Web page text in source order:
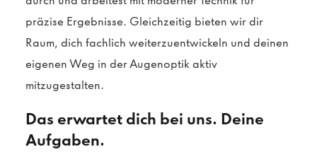
präzise Ergebnisse. Gleichzeitig bieten wir dir
Raum, dich fachlich weiterzuentwickeln und deinen
eigenen Weg in der Augenoptik aktiv
mitzugestalten.
Das erwartet dich bei uns. Deine
Aufgaben.